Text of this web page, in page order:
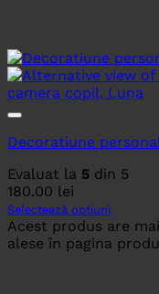
Decoratiune
Evaluat la 5 din 5
180.00 lei
Selectează opțiuni
Acest produs are
alese în pagina